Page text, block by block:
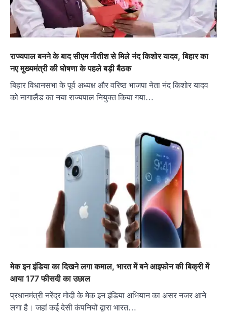
राज्यपाल बनने के बाद सीएम नीतीश से मिले नंद किशोर यादव, बिहार का
नए मुख्यमंत्री की घोषणा के पहले बड़ी बैठक
बिहार विधानसभा के पूर्व अध्यक्ष और वरिष्ठ भाजपा नेता नंद किशोर यादव
को नागालैंड का नया राज्यपाल नियुक्त किया गया…
मेक इन इंडिया का दिखने लगा कमाल, भारत में बने आइफोन की बिक्री में
आया 177 फीसदी का उछाल
प्रधानमंत्री नरेंद्र मोदी के मेक इन इंडिया अभियान का असर नजर आने
लगा है। जहां कई देसी कंपनियों द्वारा भारत…